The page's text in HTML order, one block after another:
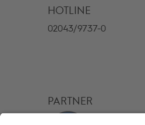
HOTLINE
02043/9737-0
PARTNER